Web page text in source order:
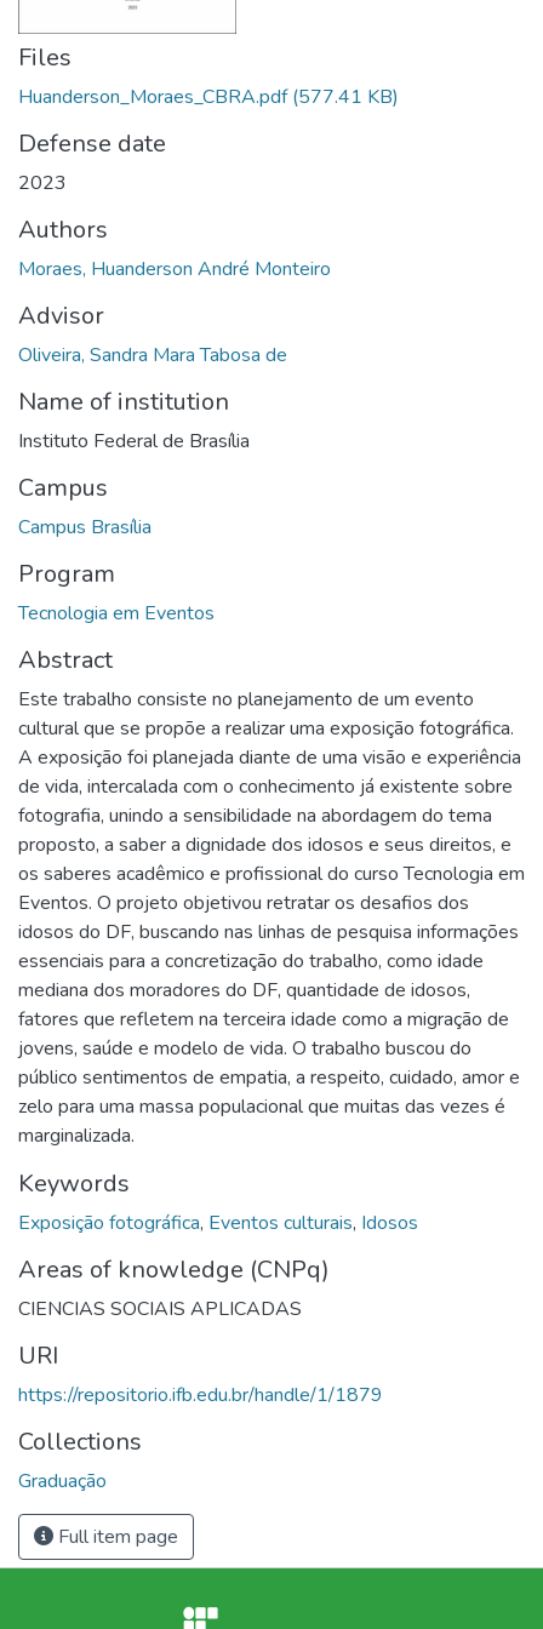
Files
Huanderson_Moraes_CBRA.pdf(577.41 KB)
Defense date
2023
Authors
Moraes, Huanderson André Monteiro
Advisor
Oliveira, Sandra Mara Tabosa de
Name of institution
Instituto Federal de Brasília
Campus
Campus Brasília
Program
Tecnologia em Eventos
Abstract
Este trabalho consiste no planejamento de um evento
cultural que se propõe a realizar uma exposição fotográfica.
A exposição foi planejada diante de uma visão e experiência
de vida, intercalada com o conhecimento já existente sobre
fotografia, unindo a sensibilidade na abordagem do tema
proposto, a saber a dignidade dos idosos e seus direitos, e
os saberes acadêmico e profissional do curso Tecnologia em
Eventos. O projeto objetivou retratar os desafios dos
idosos do DF, buscando nas linhas de pesquisa informações
essenciais para a concretização do trabalho, como idade
mediana dos moradores do DF, quantidade de idosos,
fatores que refletem na terceira idade como a migração de
jovens, saúde e modelo de vida. O trabalho buscou do
público sentimentos de empatia, a respeito, cuidado, amor e
zelo para uma massa populacional que muitas das vezes é
marginalizada.
Keywords
Exposição fotográfica, Eventos culturais, Idosos
Areas of knowledge (CNPq)
CIENCIAS SOCIAIS APLICADAS
URI
https://repositorio.ifb.edu.br/handle/1/1879
Collections
Graduação
Full item page